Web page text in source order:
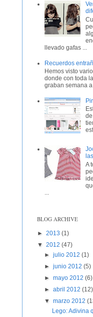
llevado gafas ...
Recuerdos
Hemos visto
donde con toda
graban semana
A
...
BLOG ARCHIVE
► 2013 (1)
▼ 2012 (47)
►julio 2012(1)
►junio 2012(5)
►mayo 2012(6)
►abril 2012(12)
▼marzo 2012
Lego: Adivina